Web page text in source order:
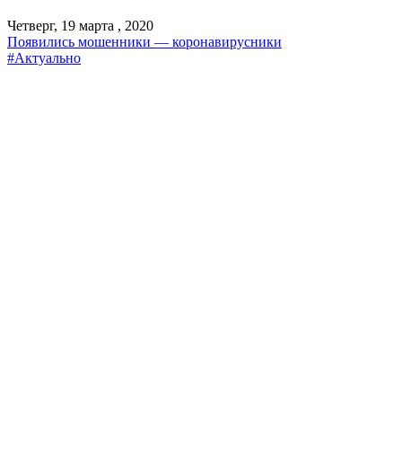
Четверг, 19 марта , 2020
Появились мошенники — коронавирусники
#Актуально